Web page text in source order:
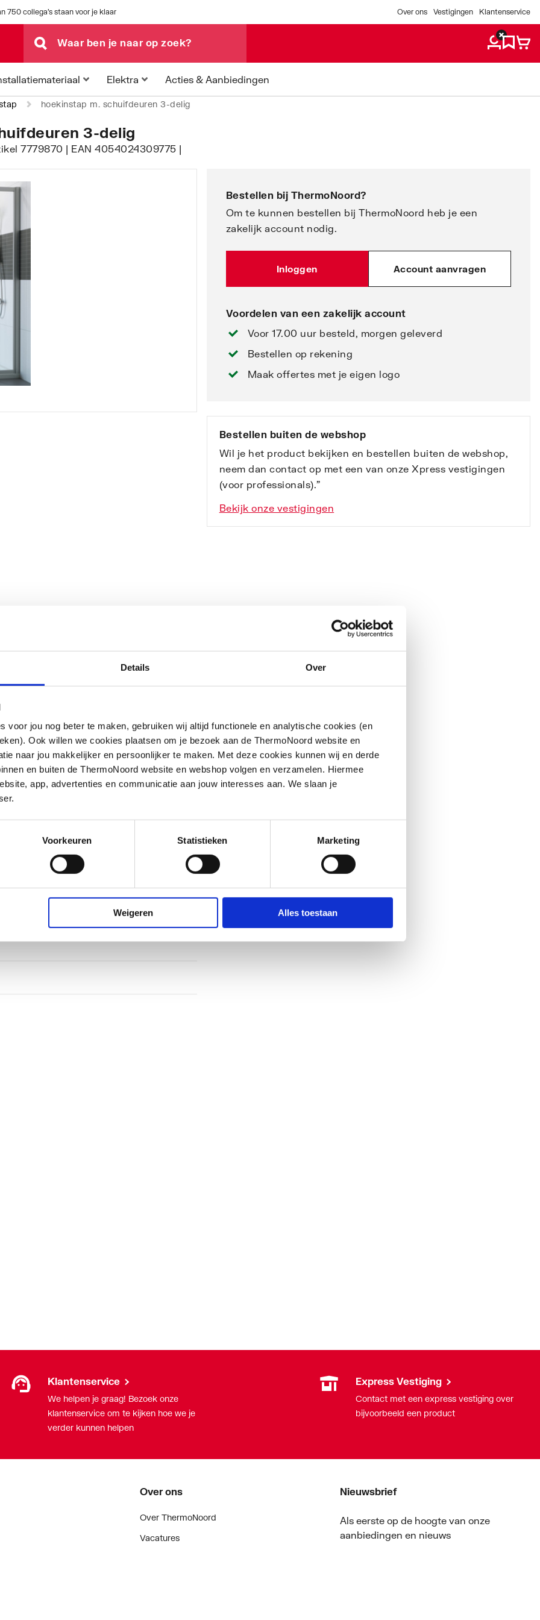
Details Over
voor jou nog beter te maken, gebruiken wij altijd functionele en analytische cookies (en
Ook willen we cookies plaatsen om je bezoek aan de ThermoNoord website en
naar jou makkelijker en persoonlijker te maken. Met deze cookies kunnen wij en derde
en buiten de ThermoNoord website en webshop volgen en verzamelen. Hiermee
app, advertenties en communicatie aan jouw interesses aan. We slaan je
Voorkeuren Statistieken Marketing
Weigeren Alles toestaan
750 collega's staan voor je klaar Over ons Vestigingen Klantenservice
Elektra Acties & Aanbiedingen
hoekinstap m. schuifdeuren 3-delig
3-delig
7779870 | EAN 4054024309775 |
Bestellen bij ThermoNoord?
Om te kunnen bestellen bij ThermoNoord heb je een
zakelijk account nodig.
Inloggen Account aanvragen
Voordelen van een zakelijk account
Voor 17.00 uur besteld, morgen geleverd
Bestellen op rekening
Maak offertes met je eigen logo
Bestellen buiten de webshop
Wil je het product bekijken en bestellen buiten de webshop,
neem dan contact op met een van onze Xpress vestigingen
(voor professionals).”
Bekijk onze vestigingen
Klantenservice
We helpen je graag! Bezoek onze
klantenservice om te kijken hoe we je
verder kunnen helpen
Express Vestiging
Contact met een express vestiging over
bijvoorbeeld een product
Over ons
Over ThermoNoord
Vacatures
Nieuwsbrief
Als eerste op de hoogte van onze
aanbiedingen en nieuws